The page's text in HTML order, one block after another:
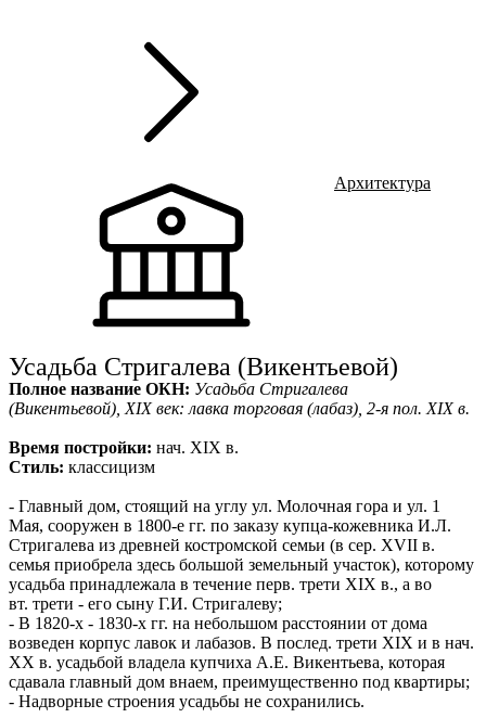
Архитектура
Усадьба Стригалева (Викентьевой)
Полное название ОКН: Усадьба Стригалева
(Викентьевой), XIX век: лавка торговая (лабаз), 2-я пол. XIX в.
Время постройки: нач. XIX в.
Стиль: классицизм
- Главный дом, стоящий на углу ул. Молочная гора и ул. 1
Мая, сооружен в 1800-е гг. по заказу купца-кожевника И.Л.
Стригалева из древней костромской семьи (в сер. XVII в.
семья приобрела здесь большой земельный участок), которому
усадьба принадлежала в течение перв. трети XIX в., а во
вт. трети - его сыну Г.И. Стригалеву;
- В 1820-х - 1830-х гг. на небольшом расстоянии от дома
возведен корпус лавок и лабазов. В послед. трети XIX и в нач.
XX в. усадьбой владела купчиха А.Е. Викентьева, которая
сдавала главный дом внаем, преимущественно под квартиры;
- Надворные строения усадьбы не сохранились.